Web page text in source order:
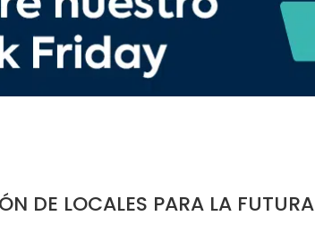
DE LOCALES PARA LA